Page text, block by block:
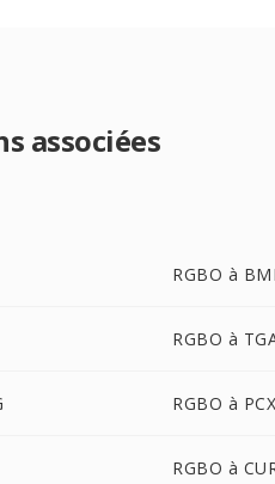
associées
RGBO à
RGBO à
RGBO à PCX
RGBO à